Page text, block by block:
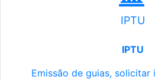
IPTU
IPTU
Emissão de guias, solicitar